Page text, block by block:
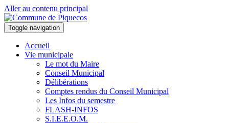
Aller au contenu principal
Toggle navigation
Accueil
Vie municipale
Le mot du Maire
Conseil Municipal
Délibérations
Comptes rendus du Conseil Municipal
Les Infos du semestre
FLASH-INFOS
S.I.E.E.O.M.